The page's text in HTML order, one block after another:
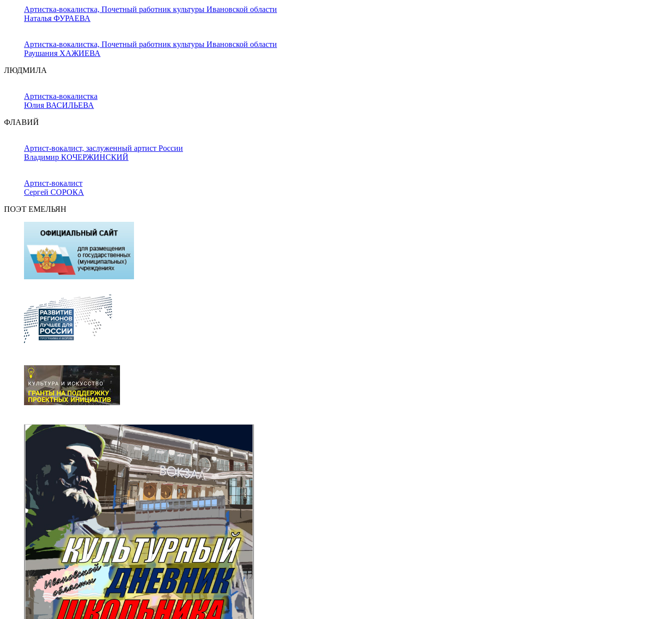
Артистка-вокалистка, Почетный работник культуры Ивановской области
Наталья ФУРАЕВА
Артистка-вокалистка, Почетный работник культуры Ивановской области
Раушания ХАЖИЕВА
ЛЮДМИЛА
Артистка-вокалистка
Юлия ВАСИЛЬЕВА
ФЛАВИЙ
Артист-вокалист, заслуженный артист России
Владимир КОЧЕРЖИНСКИЙ
Артист-вокалист
Сергей СОРОКА
ПОЭТ ЕМЕЛЬЯН